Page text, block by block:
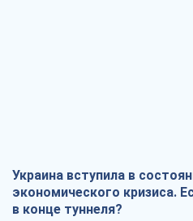
Украина вступила в
экономического кризиса.
в конце туннеля?